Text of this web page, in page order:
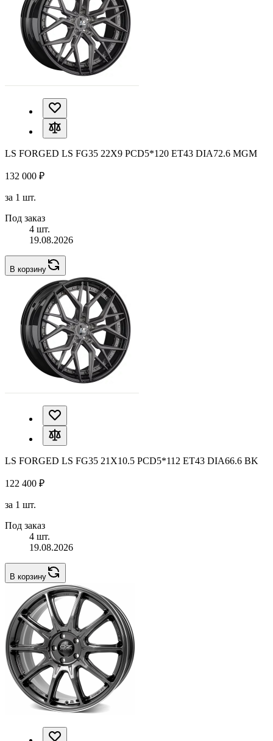
LS FORGED LS FG35 22X9 PCD5*120 ET43 DIA72.6 MGM
132 000 ₽
за 1 шт.
Под заказ
4 шт.
19.08.2026
В корзину
LS FORGED LS FG35 21X10.5 PCD5*112 ET43 DIA66.6 BK
122 400 ₽
за 1 шт.
Под заказ
4 шт.
19.08.2026
В корзину